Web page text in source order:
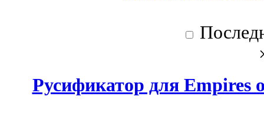
Русификатор для Empires